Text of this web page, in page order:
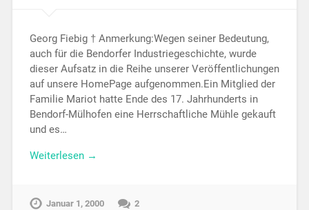
Georg Fiebig † Anmerkung:Wegen seiner Bedeutung,
auch für die Bendorfer Industriegeschichte, wurde
dieser Aufsatz in die Reihe unserer Veröffentlichungen
auf unsere HomePage aufgenommen.Ein Mitglied der
Familie Mariot hatte Ende des 17. Jahrhunderts in
Bendorf-Mülhofen eine Herrschaftliche Mühle gekauft
und es…
Weiterlesen →
Januar 1, 2000 2